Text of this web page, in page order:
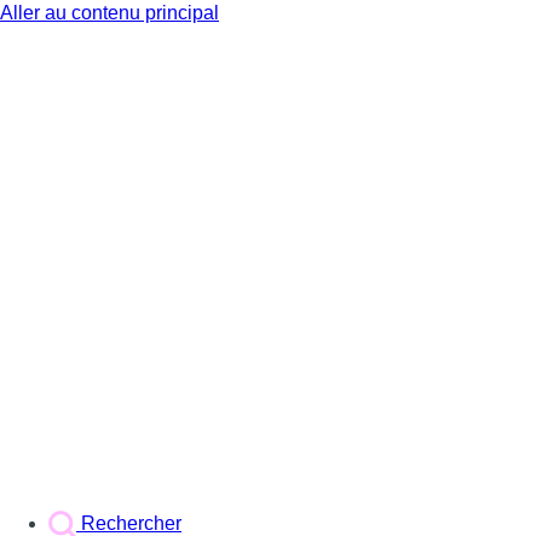
Aller au contenu principal
Rechercher